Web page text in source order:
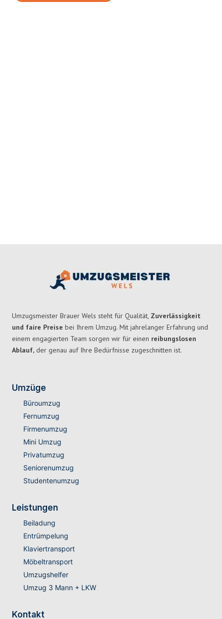
Umzugsmeister Brauer Wels steht für Qualität, Zuverlässigkeit
und faire Preise bei Ihrem Umzug. Mit jahrelanger Erfahrung und
einem engagierten Team sorgen wir für einen reibungslosen
Ablauf, der genau auf Ihre Bedürfnisse zugeschnitten ist.
Umzüge
Büroumzug
Fernumzug
Firmenumzug
Mini Umzug
Privatumzug
Seniorenumzug
Studentenumzug
Leistungen
Beiladung
Entrümpelung
Klaviertransport
Möbeltransport
Umzugshelfer
Umzug 3 Mann + LKW
Kontakt